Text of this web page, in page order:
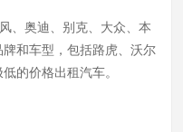
、奥迪、别克、大众、本
和车型，包括路虎、沃尔
的价格出租汽车。